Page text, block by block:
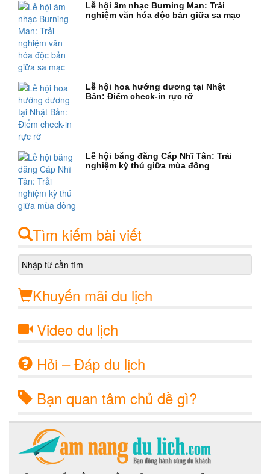
Lễ hội âm nhạc Burning Man: Trải
nghiệm văn hóa độc bản giữa sa mạc
Lễ hội hoa hướng dương tại Nhật
Bản: Điểm check-in rực rỡ
Lễ hội băng đăng Cáp Nhĩ Tân: Trải
nghiệm kỳ thú giữa mùa đông
Tìm kiếm bài viết
Khuyến mãi du lịch
Video du lịch
Hỏi – Đáp du lịch
Bạn quan tâm chủ đề gì?